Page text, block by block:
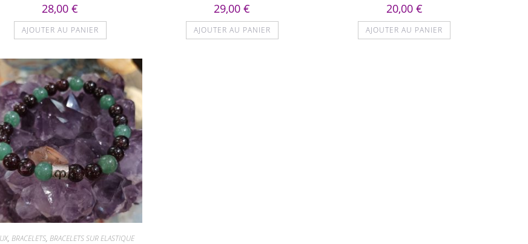
28,00€
AJOUTER AU PANIER
29,00€
AJOUTER AU PANIER
20,00 €
AJOUTER AU PANIER
, BRACELETS, BRACELETS SUR ELASTIQUE